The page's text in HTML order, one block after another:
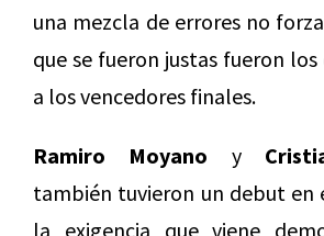
una mezcla de errores no
que se fueron justas fueron
a los vencedores finales.
Ramiro Moyano y
también tuvieron un debut en
la exigencia que viene